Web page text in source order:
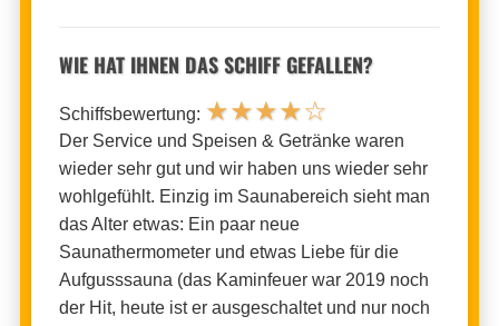
WIE HAT IHNEN DAS SCHIFF GEFALLEN?
Schiffsbewertung: ★★★★☆
Der Service und Speisen & Getränke waren
wieder sehr gut und wir haben uns wieder sehr
wohlgefühlt. Einzig im Saunabereich sieht man
das Alter etwas: Ein paar neue
Saunathermometer und etwas Liebe für die
Aufgusssauna (das Kaminfeuer war 2019 noch
der Hit, heute ist er ausgeschaltet und nur noch